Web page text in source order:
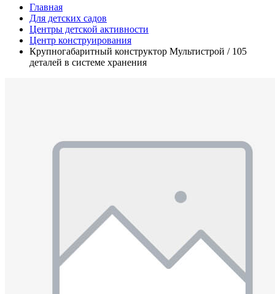
Главная
Для детских садов
Центры детской активности
Центр конструирования
Крупногабаритный конструктор Мультистрой / 105
деталей в системе хранения